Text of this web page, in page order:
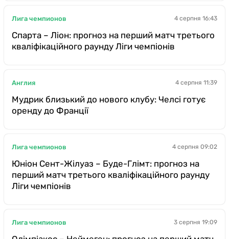
Лига чемпионов 4 серпня 16:43
Спарта – Ліон: прогноз на перший матч третього
кваліфікаційного раунду Ліги чемпіонів
Англия 4 серпня 11:39
Мудрик близький до нового клубу: Челсі готує
оренду до Франції
Лига чемпионов 4 серпня 09:02
Юніон Сент-Жілуаз – Буде-Глімт: прогноз на
перший матч третього кваліфікаційного раунду
Ліги чемпіонів
Лига чемпионов 3 серпня 19:09